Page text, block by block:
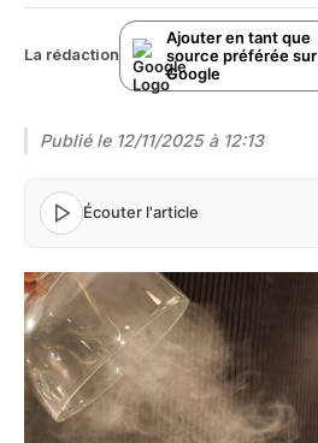
La rédaction
Ajouter en tant que
source préférée sur
Google
Publié le 12/11/2025 à 12:13
Écouter l'article